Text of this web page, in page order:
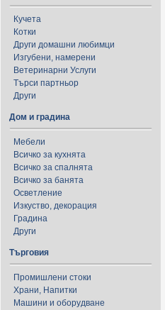
Кучета
Котки
Други домашни любимци
Изгубени, намерени
Ветеринарни Услуги
Търси партньор
Други
Дом и градина
Мебели
Всичко за кухнята
Всичко за спалнята
Всичко за банята
Осветление
Изкуство, декорация
Градина
Други
Търговия
Промишлени стоки
Храни, Напитки
Машини и оборудване